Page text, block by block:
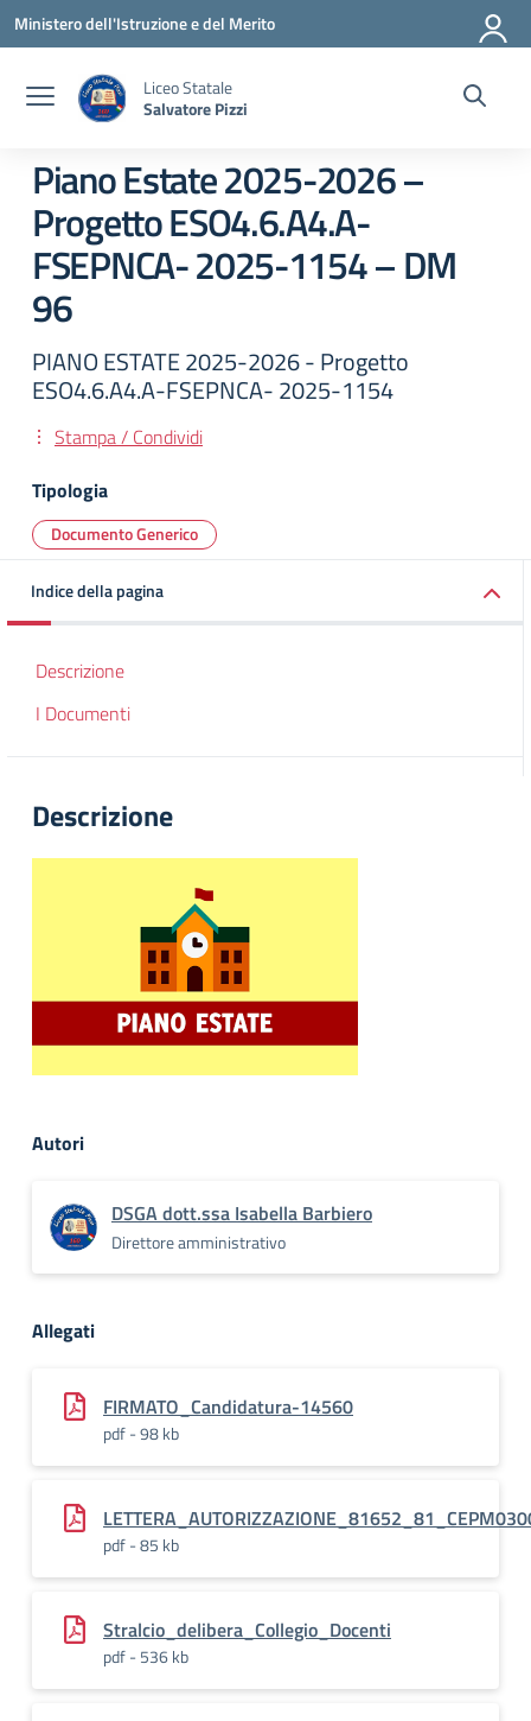
Vai ai contenuti
Vai al menu di navigazione
Vai al footer
Ministero dell'Istruzione e del Merito
Liceo Statale
Salvatore Pizzi
Piano Estate 2025-2026 –
Progetto ESO4.6.A4.A-
FSEPNCA- 2025-1154 – DM
96
PIANO ESTATE 2025-2026 - Progetto
ESO4.6.A4.A-FSEPNCA- 2025-1154
Stampa / Condividi
Tipologia
Documento Generico
Indice della pagina
Descrizione
I Documenti
Descrizione
Autori
DSGA dott.ssa Isabella Barbiero
Direttore amministrativo
Allegati
FIRMATO_Candidatura-14560
pdf - 98 kb
pdf - 85 kb
Stralcio_delibera_Collegio_Docenti
pdf - 536 kb